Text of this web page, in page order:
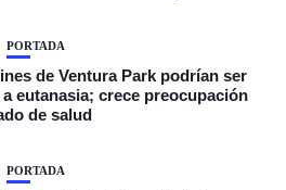
PORTADA
de Ventura Park podrían ser
eutanasia; crece preocupación
de salud
PORTADA